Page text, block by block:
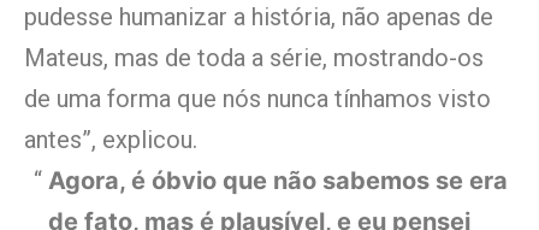
pudesse humanizar a história, não apenas de
Mateus, mas de toda a série, mostrando-os
de uma forma que nós nunca tínhamos visto
antes”, explicou.
Agora, é óbvio que não sabemos se era
de fato, mas é plausível, e eu pensei